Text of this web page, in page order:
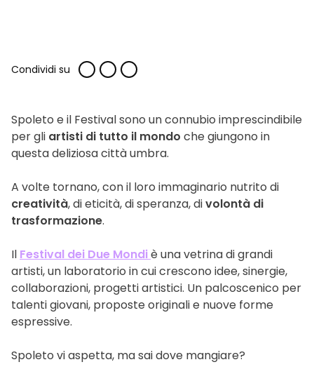
Condividi su
Spoleto e il Festival sono un connubio imprescindibile
per gli artisti di tutto il mondo che giungono in
questa deliziosa città umbra.
A volte tornano, con il loro immaginario nutrito di
creatività, di eticità, di speranza, divolontà di
trasformazione.
Il Festival dei Due Mondiè una vetrina di grandi
artisti, un laboratorio in cui crescono idee, sinergie,
collaborazioni, progetti artistici. Un palcoscenico per
talenti giovani, proposte originali e nuove forme
espressive.
Spoleto vi aspetta, ma sai dove mangiare?